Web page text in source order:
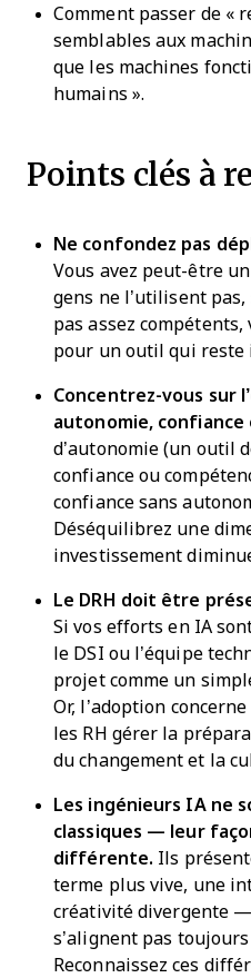
Comment passer de «
semblables aux
que les machines
humains ».
Points clés à
Ne confondez pas
Vous avez peut-être
gens ne l’utilisent
pas assez
pour un outil qui reste
Concentrez-vous sur
autonomie, confiance
d’autonomie (un outil
confiance ou
confiance sans
Déséquilibrez une
investissement
Le DRH doit être
Si vos efforts en IA
le DSI ou l’équipe
projet comme un
Or, l’adoption
les RH gérer la
du changement et la
Les ingénieurs IA ne
classiques — leur
différente. Ils
terme plus vive, une
créativité divergente
s’alignent pas
Reconnaissez ces